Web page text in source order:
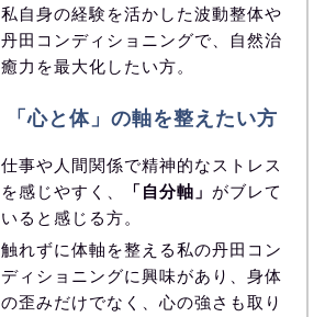
私自身の経験を活かした波動整体や
丹田コンディショニングで、自然治
癒力を最大化したい方。
「心と体」の軸を整えたい方
仕事や人間関係で精神的なストレス
を感じやすく、
「自分軸」 がブレて
いると感じる方。
触れずに体軸を整える私の丹田コン
ディショニングに興味があり、身体
の歪みだけでなく、心の強さも取り